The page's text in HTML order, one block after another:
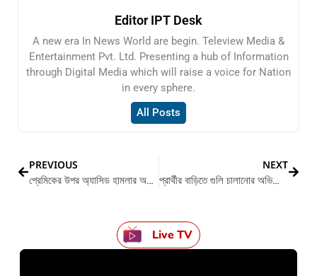
Editor IPT Desk
A new era In News World are begin. Teleview Media &
Entertainment Pvt. Ltd. Presenting a hub of Information
through Digital Media which will raise a voice for Nation
in every sphere.
All Posts
PREVIOUS
প্রেমিকের উপর অ্যাসিড হামলার অভিযোগ উঠলো খোদ প্রেমিকার বিরুদ্ধে
NEXT
প্রার্থীর বাড়িতে গুলি চালানোর অভিযোগ বিজেপির বিরুদ্ধে
Live TV